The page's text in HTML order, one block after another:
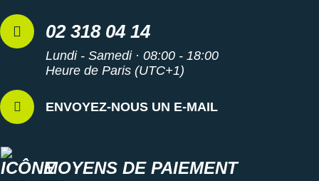
02 318 04 14
Lundi - Samedi · 08:00 - 18:00
Heure de Paris (UTC+1)
ENVOYEZ-NOUS UN E-MAIL
MOYENS DE PAIEMENT